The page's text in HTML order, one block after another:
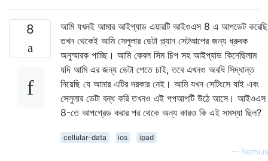
8
আমি যখনই আমার আইপ্যাড এয়ারটি আইওএস 8 এ আপডেট করেছি
তখন থেকেই আমি সেলুলার ডেটা প্ল্যান সেটআপের জন্য ধ্রুবক
অনুস্মারক পাচ্ছি। আমি কেবল সিম চিপ সহ আইপ্যাড কিনেছিলাম
যদি আমি এর জন্য ডেটা পেতে চাই, তবে এখনও অবধি সিদ্ধান্ত
নিয়েছি যে আমার এটির দরকার নেই। আমি যখন সেটিংসে যাই এবং
সেলুলার ডেটা বন্ধ করি তখনও এই পপআপটি উঠে আসে। আইওএস
8-তে আপগ্রেড করার পর থেকে অন্য কারও কি এই সমস্যা ছিল?
cellular-data ios
ipad
— Reimius